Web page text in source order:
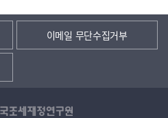
이메일 무단수집거부